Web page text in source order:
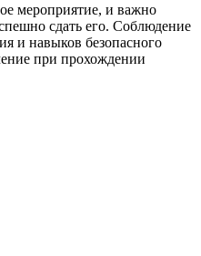
мероприятие, и важно
сдать его. Соблюдение
и навыков безопасного
при прохождении